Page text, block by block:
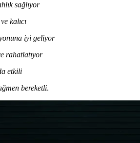
sağlıyor
kalıcı
iyi geliyor
rahatlatıyor
etkili
bereketli.